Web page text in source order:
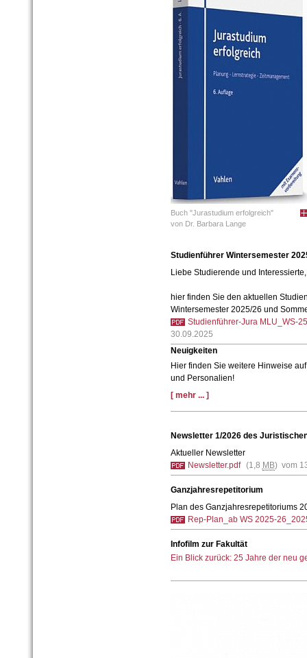
Buch "Jurastudium erfolgreich"
von Dr. Barbara Lange
Studienführer Wintersemester
Liebe Studierende und Interessierte,
hier finden Sie den aktuellen
Wintersemester 2025/26 und
Studienführer-Jura MLU_WS-
30.09.2025
Neuigkeiten
Hier finden Sie weitere Hinweise
und Personalien!
[ mehr ... ]
Newsletter 1/2026 des
Aktueller Newsletter
Newsletter.pdf (1,8 MB) vom
Ganzjahresrepetitorium
Plan des Ganzjahresrepetitoriums
Rep-Plan_ab WS 2025-
Infofilm zur Fakultät
Ein Blick zurück: 25 Jahre der neu